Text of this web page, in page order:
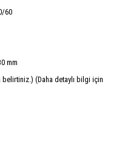
60
mm
(Daha detaylı bilgi için